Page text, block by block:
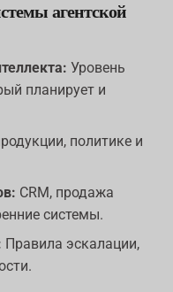
агентской
Уровень
планирует и
политике и
CRM, продажа
системы.
Правила эскалации,